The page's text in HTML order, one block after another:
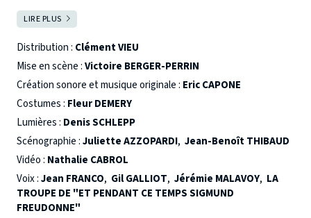
un rêve : marquer l’histoire et offrir ses lettres de noblesse
au cartoon. Prêt à tout pour atteindre le sublime, il a frôlé
le divin et a touché la folie.
tous les génies, intrigue et fascine le monde entier.
pièce déroule le processus de création de Blanche Neige,
long, douloureux, semé d’obstacles, dans lequel il s’est
engagé avec ses studios, un peu comme on emprunte une
voie sans issue, avant de trouver la voie royale.
LIRE PLUS
Distribution : Clément VIEU
Mise en scène :Victoire BERGER-PERRIN
Création sonore et musique originale : Eric CAPONE
Costumes : Fleur DEMERY
Lumières : Denis SCHLEPP
Scénographie :Juliette AZZOPARDI, Jean-Benoît THIBAUD
Vidéo : Nathalie CABROL
Voix :Jean FRANCO, Gil GALLIOT, Jérémie MALAVOY, LA
TROUPE DE "ET PENDANT CE TEMPS SIGMUND
FREUDONNE"